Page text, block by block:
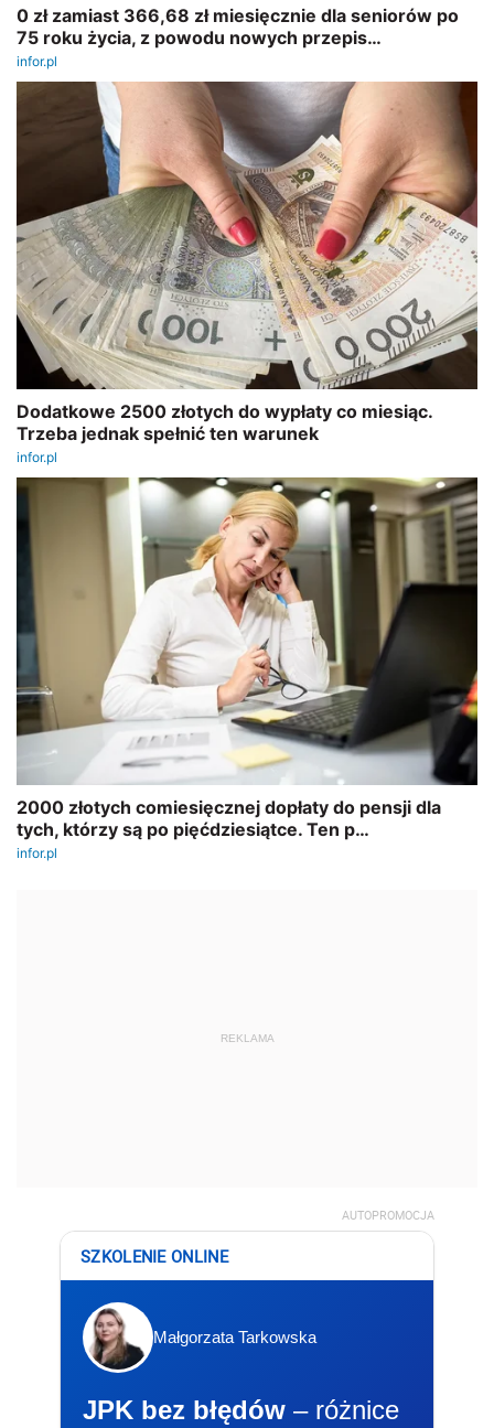
REKLAMA
AUTOPROMOCJA
SZKOLENIE ONLINE
Małgorzata Tarkowska
JPK bez błędów – różnice